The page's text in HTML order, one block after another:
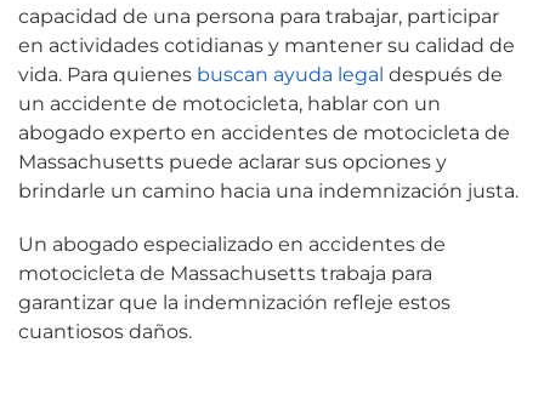
capacidad de una persona para trabajar, participar
en actividades cotidianas y mantener su calidad de
vida. Para quienes buscan ayuda legal después de
un accidente de motocicleta, hablar con un
abogado experto en accidentes de motocicleta de
Massachusetts puede aclarar sus opciones y
brindarle un camino hacia una indemnización justa.
Un abogado especializado en accidentes de
motocicleta de Massachusetts trabaja para
garantizar que la indemnización refleje estos
cuantiosos daños.